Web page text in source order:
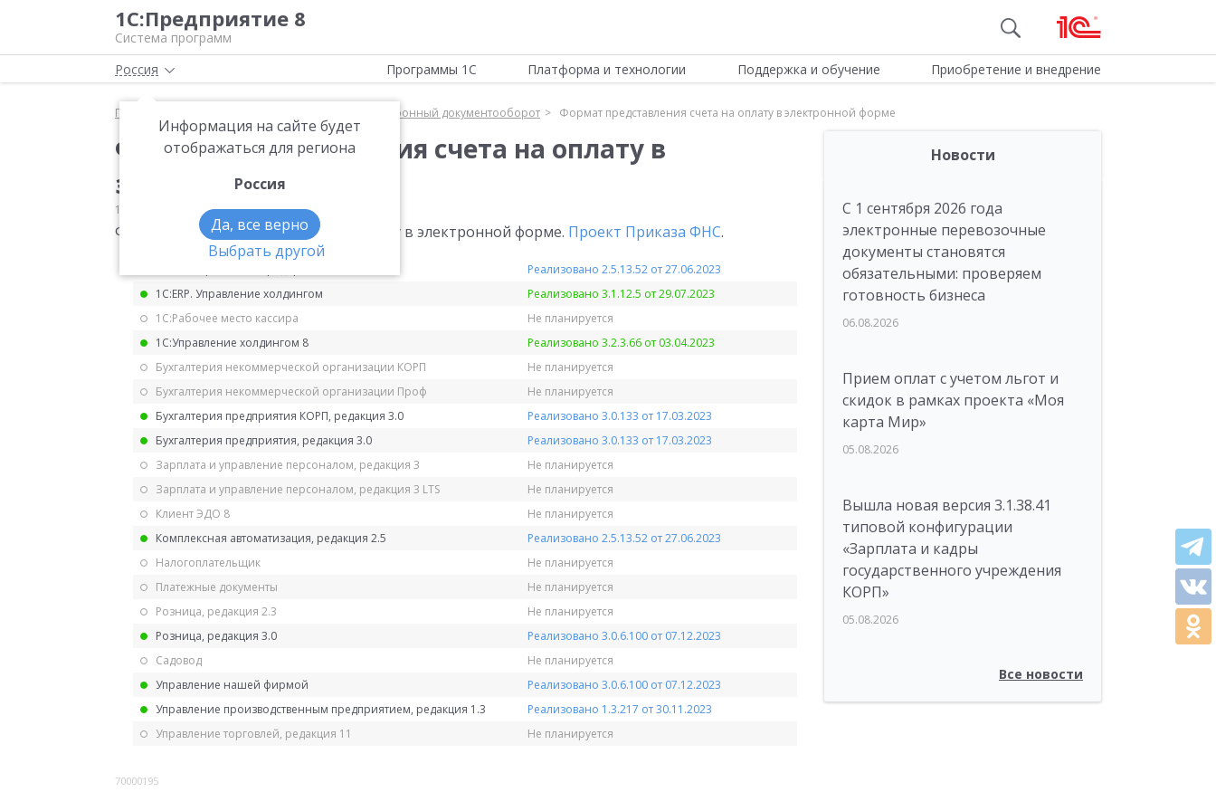
1С:Предприятие 8
Система программ
Россия
Информация на сайте будет
отображаться для региона
Россия
Да, все верно
Выбрать другой
Программы 1С Платформа и технологии Поддержка и обучение Приобретение и внедрение
Главная Электронный документооборот Формат представления счета на оплату в электронной форме
Формат представления счета на оплату в
электронной форме
13.01.2023 Электронный документооборот
Формат представления счета на оплату в электронной форме. Проект Приказа ФНС.
Реализовано 2.5.13.52 от 27.06.2023
1С:ERP. Управление холдингом
Реализовано 3.1.12.5 от 29.07.2023
1С:Рабочее место кассира
Не планируется
1С:Управление холдингом 8
Реализовано 3.2.3.66 от 03.04.2023
Бухгалтерия некоммерческой организации КОРП
Не планируется
Бухгалтерия некоммерческой организации Проф
Не планируется
Бухгалтерия предприятия КОРП, редакция 3.0
Реализовано 3.0.133 от 17.03.2023
Бухгалтерия предприятия, редакция 3.0
Реализовано 3.0.133 от 17.03.2023
Зарплата и управление персоналом, редакция 3
Не планируется
Зарплата и управление персоналом, редакция 3 LTS
Не планируется
Клиент ЭДО 8
Не планируется
Комплексная автоматизация, редакция 2.5
Реализовано 2.5.13.52 от 27.06.2023
Налогоплательщик
Не планируется
Платежные документы
Не планируется
Розница, редакция 2.3
Не планируется
Розница, редакция 3.0
Реализовано 3.0.6.100 от 07.12.2023
Садовод
Не планируется
Управление нашей фирмой
Реализовано 3.0.6.100 от 07.12.2023
Управление производственным предприятием, редакция 1.3
Реализовано 1.3.217 от 30.11.2023
Управление торговлей, редакция 11
Не планируется
70000195
Новости
С 1 сентября 2026 года
электронные перевозочные
документы становятся
обязательными: проверяем
готовность бизнеса
06.08.2026
Прием оплат с учетом льгот и
скидок в рамках проекта «Моя
карта Мир»
05.08.2026
Вышла новая версия 3.1.38.41
типовой конфигурации
«Зарплата и кадры
государственного учреждения
КОРП»
05.08.2026
Все новости